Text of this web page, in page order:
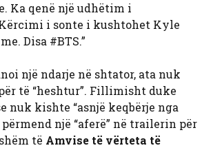
Ka qenë një udhëtim i
Kërcimi i sonte i kushtohet Kyle
Disa #BTS.”
një ndarje në shtator, ata nuk
të “heshtur”. Fillimisht duke
nuk kishte “asnjë keqbërje nga
përmend një “aferë” në trailerin për
të Amvise të vërteta të